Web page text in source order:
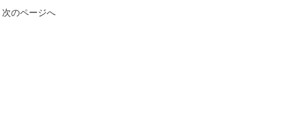
次のページへ